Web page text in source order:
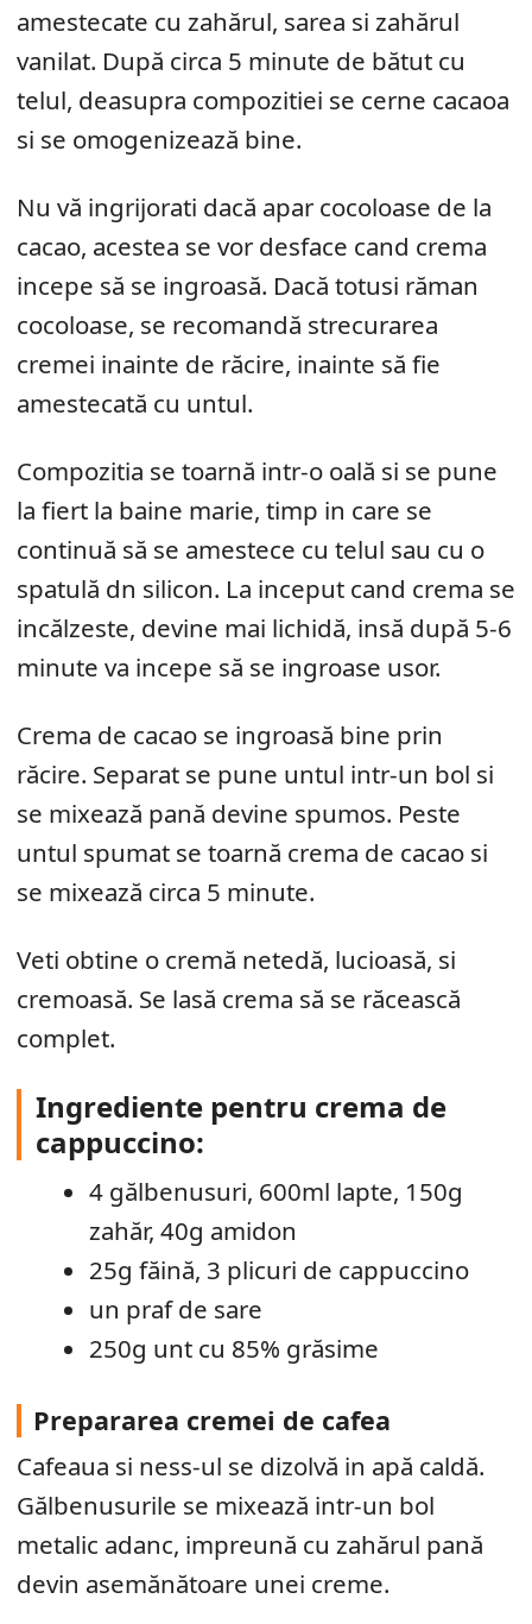
amestecate cu zahărul, sarea si zahărul
vanilat. După circa 5 minute de bătut cu
telul, deasupra compozitiei se cerne cacaoa
si se omogenizează bine.
Nu vă ingrijorati dacă apar cocoloase de la
cacao, acestea se vor desface cand crema
incepe să se ingroasă. Dacă totusi răman
cocoloase, se recomandă strecurarea
cremei inainte de răcire, inainte să fie
amestecată cu untul.
Compozitia se toarnă intr-o oală si se pune
la fiert la baine marie, timp in care se
continuă să se amestece cu telul sau cu o
spatulă dn silicon. La inceput cand crema se
incălzeste, devine mai lichidă, insă după 5-6
minute va incepe să se ingroase usor.
Crema de cacao se ingroasă bine prin
răcire. Separat se pune untul intr-un bol si
se mixează pană devine spumos. Peste
untul spumat se toarnă crema de cacao si
se mixează circa 5 minute.
Veti obtine o cremă netedă, lucioasă, si
cremoasă. Se lasă crema să se răcească
complet.
Ingrediente pentru crema de
cappuccino:
4 gălbenusuri, 600ml lapte, 150g
zahăr, 40g amidon
25g făină, 3 plicuri de cappuccino
un praf de sare
250g unt cu 85% grăsime
Prepararea cremei de cafea
Cafeaua si ness-ul se dizolvă in apă caldă.
Gălbenusurile se mixează intr-un bol
metalic adanc, impreună cu zahărul pană
devin asemănătoare unei creme.